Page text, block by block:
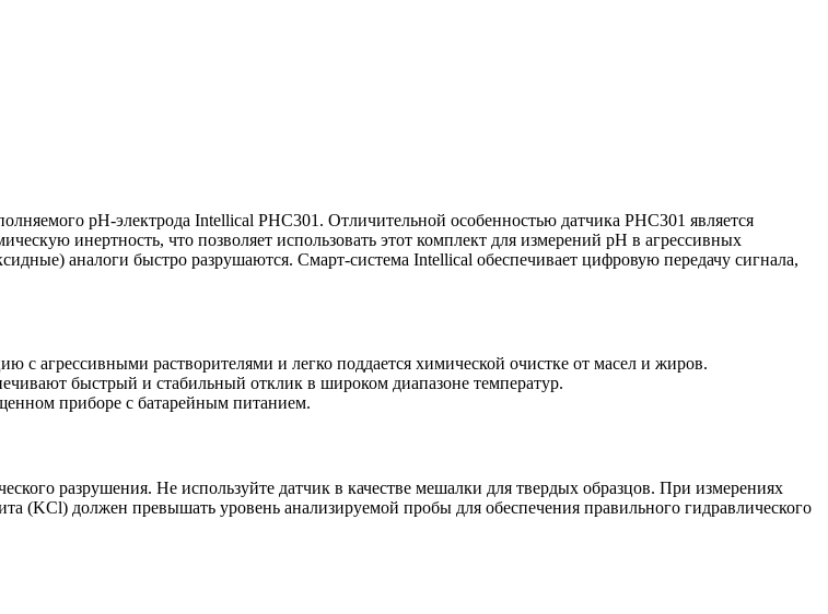
pH-электрода Intellical PHC301. Отличительной особенностью датчика PHC301 является
инертность, что позволяет использовать этот комплект для измерений pH в агрессивных
аналоги быстро разрушаются. Смарт-система Intellical обеспечивает цифровую передачу сигнала,
с агрессивными растворителями и легко поддается химической очистке от масел и жиров.
быстрый и стабильный отклик в широком диапазоне температур.
приборе с батарейным питанием.
разрушения. Не используйте датчик в качестве мешалки для твердых образцов. При измерениях
(KCl) должен превышать уровень анализируемой пробы для обеспечения правильного гидравлического